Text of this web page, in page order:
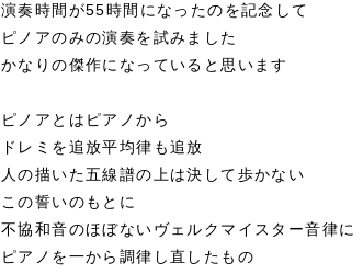
演奏時間が55時間になったのを記念して
ピノアのみの演奏を試みました
かなりの傑作になっていると思います
ピノアとはピアノから
ドレミを追放平均律も追放
人の描いた五線譜の上は決して歩かない
この誓いのもとに
不協和音のほぼないヴェルクマイスター音律に
ピアノを一から調律し直したもの